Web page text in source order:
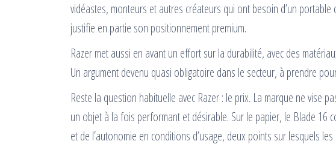
vidéastes, monteurs et autres créateurs qui ont besoin d’un
justifie en partie son positionnement premium.
Razer met aussi en avant un effort sur la durabilité, avec des
Un argument devenu quasi obligatoire dans le secteur, à prendre
Reste la question habituelle avec Razer : le prix. La marque ne vise
un objet à la fois performant et désirable. Sur le papier, le Blade 16
et de l’autonomie en conditions d’usage, deux points sur lesquels